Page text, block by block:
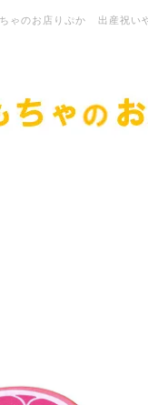
ゃのお店りぷか 出産祝い